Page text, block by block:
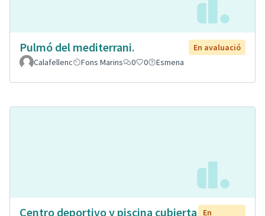
Pulmó del mediterrani.
En avaluació
Calafellenc
Fons Marins 0 0 Esmena
Centro deportivo y piscina cubierta
En